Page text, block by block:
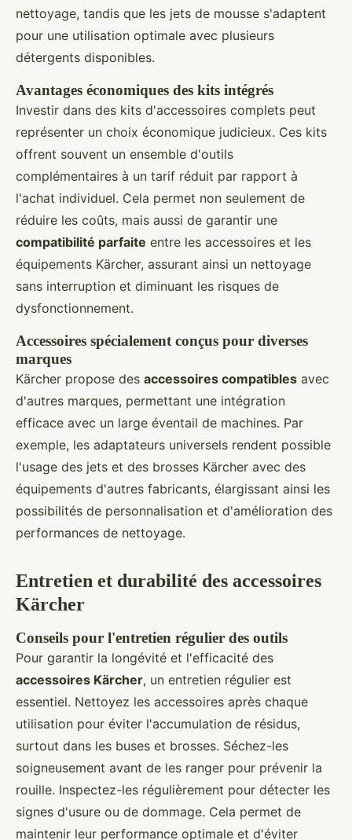
nettoyage, tandis que les jets de mousse s'adaptent
pour une utilisation optimale avec plusieurs
détergents disponibles.
Avantages économiques des kits intégrés
Investir dans des kits d'accessoires complets peut
représenter un choix économique judicieux. Ces kits
offrent souvent un ensemble d'outils
complémentaires à un tarif réduit par rapport à
l'achat individuel. Cela permet non seulement de
réduire les coûts, mais aussi de garantir une
compatibilité parfaite entre les accessoires et les
équipements Kärcher, assurant ainsi un nettoyage
sans interruption et diminuant les risques de
dysfonctionnement.
Accessoires spécialement conçus pour diverses
marques
Kärcher propose des accessoires compatibles avec
d'autres marques, permettant une intégration
efficace avec un large éventail de machines. Par
exemple, les adaptateurs universels rendent possible
l'usage des jets et des brosses Kärcher avec des
équipements d'autres fabricants, élargissant ainsi les
possibilités de personnalisation et d'amélioration des
performances de nettoyage.
Entretien et durabilité des accessoires
Kärcher
Conseils pour l'entretien régulier des outils
Pour garantir la longévité et l'efficacité des
accessoires Kärcher, un entretien régulier est
essentiel. Nettoyez les accessoires après chaque
utilisation pour éviter l'accumulation de résidus,
surtout dans les buses et brosses. Séchez-les
soigneusement avant de les ranger pour prévenir la
rouille. Inspectez-les régulièrement pour détecter les
signes d'usure ou de dommage. Cela permet de
maintenir leur performance optimale et d'éviter